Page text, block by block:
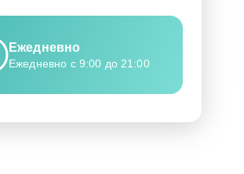
Ежедневно
Ежедневно с 9:00 до 21:00